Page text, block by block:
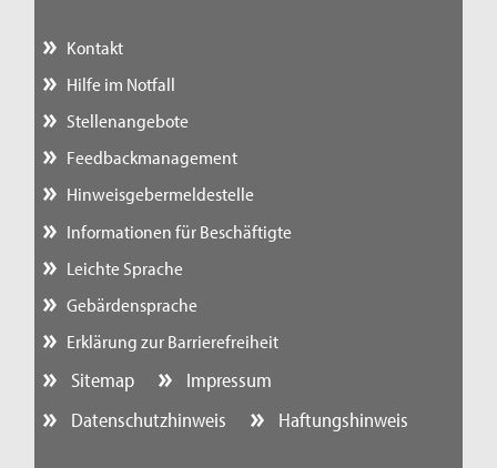
Kontakt
Hilfe im Notfall
Stellenangebote
Feedbackmanagement
Hinweisgebermeldestelle
Informationen für Beschäftigte
Leichte Sprache
Gebärdensprache
Erklärung zur Barrierefreiheit
Sitemap
Impressum
Datenschutzhinweis
Haftungshinweis